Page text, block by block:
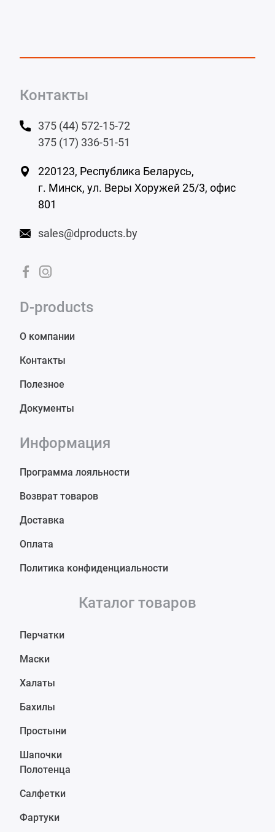
Контакты
375 (44) 572-15-72
375 (17) 336-51-51
220123, Республика Беларусь,
г. Минск, ул. Веры Хоружей 25/3, офис
801
sales@dproducts.by
D-products
О компании
Контакты
Полезное
Документы
Информация
Программа лояльности
Возврат товаров
Доставка
Оплата
Политика конфиденциальности
Каталог товаров
Перчатки
Маски
Халаты
Бахилы
Простыни
Шапочки
Полотенца
Салфетки
Фартуки